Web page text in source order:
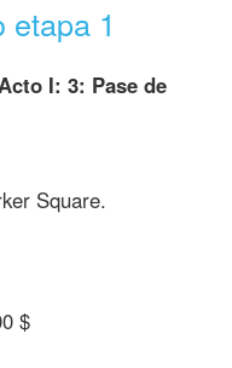
etapa 1
I: 3: Pase de
Square.
$